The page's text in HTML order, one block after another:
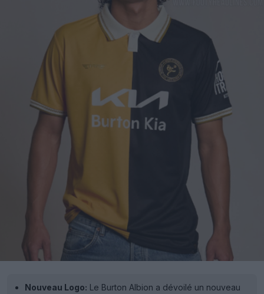
Nouveau Logo: Le Burton Albion a dévoilé un nouveau